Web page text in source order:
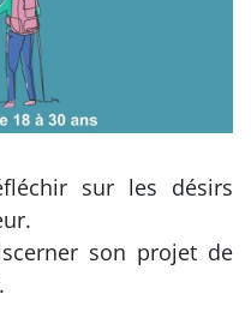
sur les désirs
son projet de